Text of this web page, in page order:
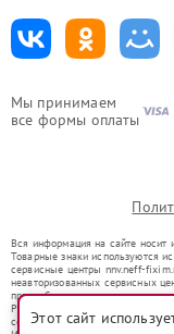
Мы принимаем
все формы оплаты
Вся информация на сайте носит
Товарные знаки используются
сервисные центры nnv.neff-
неавторизованных сервисных
правообладателями товарных
Ремонт осуществляется для
со статьей 1487 ГК РФ.
Этот сайт